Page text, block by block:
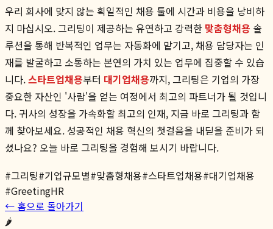
우리 회사에 맞지 않는 획일적인 채용 툴에 시간과 비용을 낭비하
지 마십시오. 그리팅이 제공하는 유연하고 강력한 맞춤형채용 솔
루션을 통해 반복적인 업무는 자동화에 맡기고, 채용 담당자는 인
재를 발굴하고 소통하는 본연의 가치 있는 업무에 집중할 수 있습
니다.스타트업채용부터 대기업채용까지, 그리팅은 기업의 가장
중요한 자산인 '사람'을 얻는 여정에서 최고의 파트너가 될 것입니
다. 귀사의 성장을 가속화할 최고의 인재, 지금 바로 그리팅과 함
께 찾아보세요. 성공적인 채용 혁신의 첫걸음을 내딛을 준비가 되
셨나요? 오늘 바로 그리팅을 경험해 보시기 바랍니다.
#그리팅#기업규모별#맞춤형채용#스타트업채용#대기업채용
#GreetingHR
← 홈으로 돌아가기
🌶️